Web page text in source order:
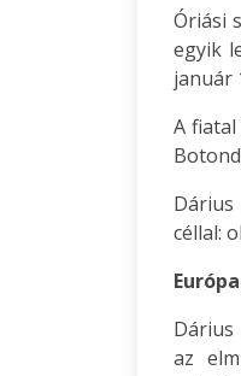
Óriási
egyik
január
A
céllal:
az